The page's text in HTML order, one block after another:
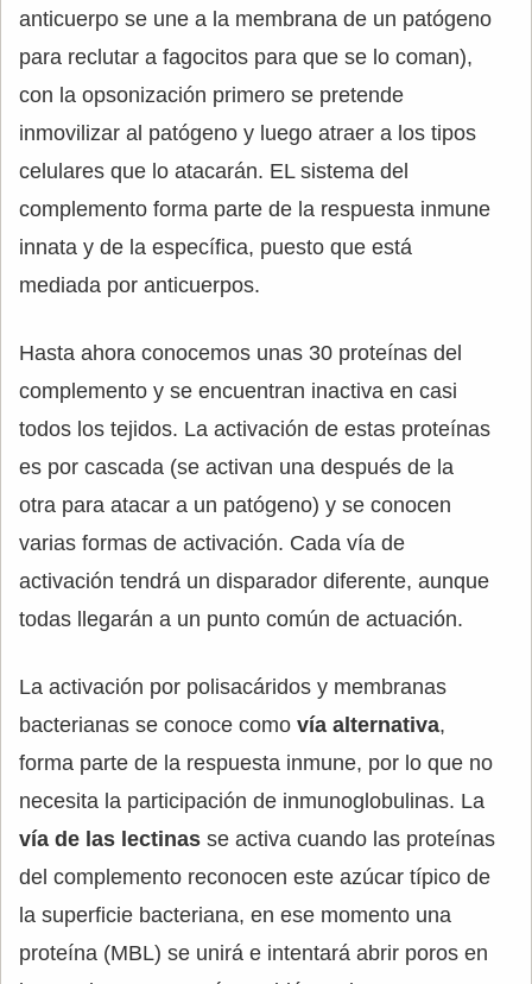
anticuerpo se une a la membrana de un patógeno
para reclutar a fagocitos para que se lo coman),
con la opsonización primero se pretende
inmovilizar al patógeno y luego atraer a los tipos
celulares que lo atacarán. EL sistema del
complemento forma parte de la respuesta inmune
innata y de la específica, puesto que está
mediada por anticuerpos.
Hasta ahora conocemos unas 30 proteínas del
complemento y se encuentran inactiva en casi
todos los tejidos. La activación de estas proteínas
es por cascada (se activan una después de la
otra para atacar a un patógeno) y se conocen
varias formas de activación. Cada vía de
activación tendrá un disparador diferente, aunque
todas llegarán a un punto común de actuación.
La activación por polisacáridos y membranas
bacterianas se conoce como vía alternativa,
forma parte de la respuesta inmune, por lo que no
necesita la participación de inmunoglobulinas. La
vía de las lectinas se activa cuando las proteínas
del complemento reconocen este azúcar típico de
la superficie bacteriana, en ese momento una
proteína (MBL) se unirá e intentará abrir poros en